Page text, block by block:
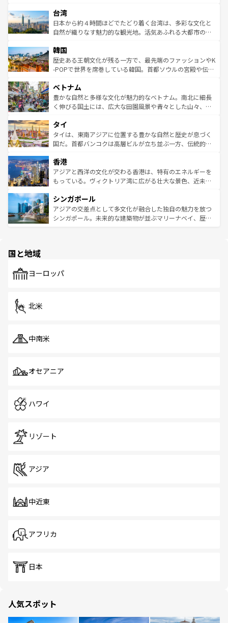
情報は
人々、おいしいローカルフードやハワイアンミュージッ
ク、伝統的なフラダンスなど、すべてがハワイの魅力を彩
っている。訪れるたびに新しい発見と感動が待っているハ
はコンテンツ一覧
リアリーフや大陸中央部にそびえるウルル（エアーズロッ
ク）、タスマニアの美しい原生林やケアンズの熱帯雨林な
ど、見どころがたくさん。また、カフェやワイン、オージ
いる。アクティビティも充実しており、サーフィンやダイ
ビング、ハイキングなど、アウトドア好きにはたまらな
い。オーストラリアの多彩な魅力を存分に味わいつくそ
参照してほしい。
台湾
日本から約４時間ほどでたどり着く台湾は、多彩な文化と
自然が織りなす魅力的な観光地。活気あふれる大都市の台
ン）、静ひつな山岳地帯である台湾東部など、都市の喧騒
と山間の静けさが共存しており、訪れる人に新しい発見と
驚きをもたらしてくれる。また、奥深い台湾の食文化も魅
容にもいいと評判のスイーツなど、バラエティ豊かな料理
が味わえる。 なお、新着の台湾情報は コンテンツ一覧を参
照してほしい。
韓国
歴史ある王朝文化が残る一方で、最先端のファッションやK
-POPで世界を席巻している韓国。首都ソウルの宮殿や伝統
き、地方に足を延ばせば四季折々の自然美を楽しむことが
できる。そして、キムチや焼肉、絶品のストリートフード
まで、さまざまな韓国料理が待っている。夜には、韓国な
リティに包まれながら、韓国の多彩な魅力を心ゆくまで味
わってみてほしい。 なお、新着の韓国情報はコンテンツ一
覧を参照してほしい。
ベトナム
豊かな自然と多様な文化が魅力的なベトナム。南北に細長
く伸びる国土には、広大な田園風景や青々とした山々、世
急速な発展と共に伝統が息づく。ハノイの古い町並みやホ
ーチミン市のフランス統治時代の建物も、独特の雰囲気を
醸し出している。また、バラエティの豊かさとおいしさで
とつ。フォーやバインミー、ベトナムコーヒーなどは、ぜ
ひ現地で味わいたい。どの地域を訪れてもあたたかい人々
が旅行者を迎えてくれるので、きっと忘れられない旅にな
参照してほしい。
タイ
タイは、東南アジアに位置する豊かな自然と歴史が息づく
国だ。首都バンコクは高層ビルが立ち並ぶ一方、伝統的な
の活気が交差している。北部ではチェンマイなどの山岳地
帯で自然と触れ合い、南部ではプーケットやクラビの美し
いビーチでリゾート気分を楽しむことができる。タイ料理
激する。気候は一年中温暖で、どの季節にも異なる楽しみ
が待っている。親しみやすいタイの人々、仏教を中心とし
た文化、そして多様な観光資源が、訪れる旅人を魅了し続
香港
アジアと西洋の文化が交わる香港は、特有のエネルギーを
もっている。ヴィクトリア湾に広がる壮大な景色、近未来
み、どこを訪れても感動するはず。観光スポットが密集し
ており、効率よく見どころを回れるのも魅力。息をのむよ
うな絶景から文化的な体験まで、香港を存分に楽しみ尽く
シンガポール
アジアの交差点として多文化が融合した独自の魅力を放つ
シンガポール。未来的な建築物が並ぶマリーナベイ、歴史
で、ホーカーズは地元の風情を楽しめる外せないスポット
国と地域
ヨーロッパ
北米
中南米
オセアニア
ハワイ
リゾート
アジア
中近東
アフリカ
日本
人気スポット